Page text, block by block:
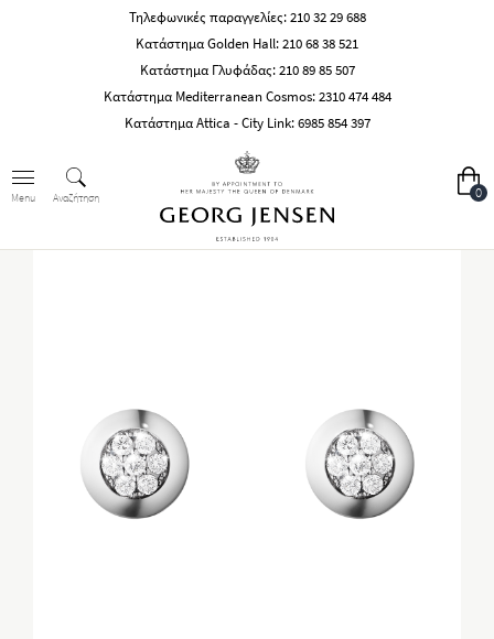
Τηλεφωνικές παραγγελίες:210 32 29 688
Κατάστημα Golden Hall:210 68 38 521
Κατάστημα Γλυφάδας:210 89 85 507
Κατάστημα Mediterranean Cosmos:2310 474 484
Κατάστημα Attica - City Link:6985 854 397
Menu Αναζήτηση 0